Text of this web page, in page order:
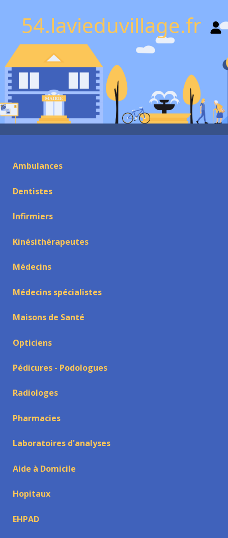
54.lavieduvillage.fr
Ambulances
Dentistes
Infirmiers
Kinésithérapeutes
Médecins
Médecins spécialistes
Maisons de Santé
Opticiens
Pédicures - Podologues
Radiologes
Pharmacies
Laboratoires d'analyses
Aide à Domicile
Hopitaux
EHPAD